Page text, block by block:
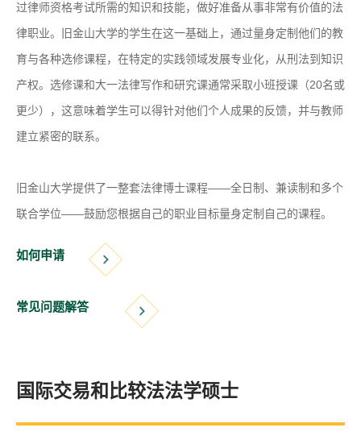
过律师资格考试所需的知识和技能，做好准备从事非常有价值的法
律职业。旧金山大学的学生在这一基础上，通过量身定制他们的教
育与各种选修课程，在特定的实践领域发展专业化，从刑法到知识
产权。选修课和大一法律写作和研究课通常采取小班授课（20名或
更少），这意味着学生可以得针对他们个人成果的反馈，并与教师
建立紧密的联系。
旧金山大学提供了一整套法律博士课程——全日制、兼读制和多个
联合学位——鼓励您根据自己的职业目标量身定制自己的课程。
如何申请
常见问题解答
国际交易和比较法法学硕士